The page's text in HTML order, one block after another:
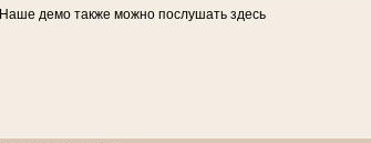
Наше демо также можно послушать здесь